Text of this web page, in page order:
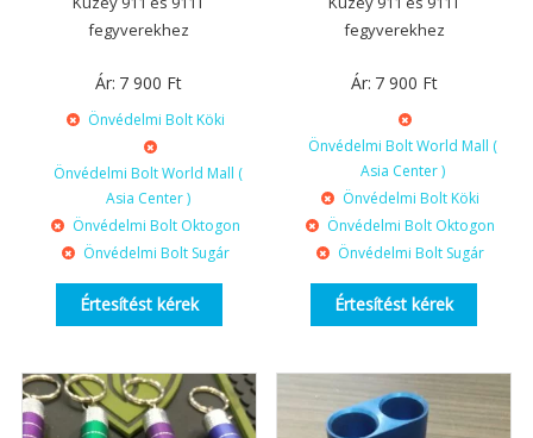
fegyverekhez
Ár: 7 900 Ft
Önvédelmi Bolt Köki
Önvédelmi Bolt World Mall (
Asia Center )
Önvédelmi Bolt Oktogon
Önvédelmi Bolt Sugár
Értesítést kérek
fegyverekhez
Ár: 7 900 Ft
Önvédelmi Bolt World Mall (
Asia Center )
Önvédelmi Bolt Köki
Önvédelmi Bolt Oktogon
Önvédelmi Bolt Sugár
Értesítést kérek